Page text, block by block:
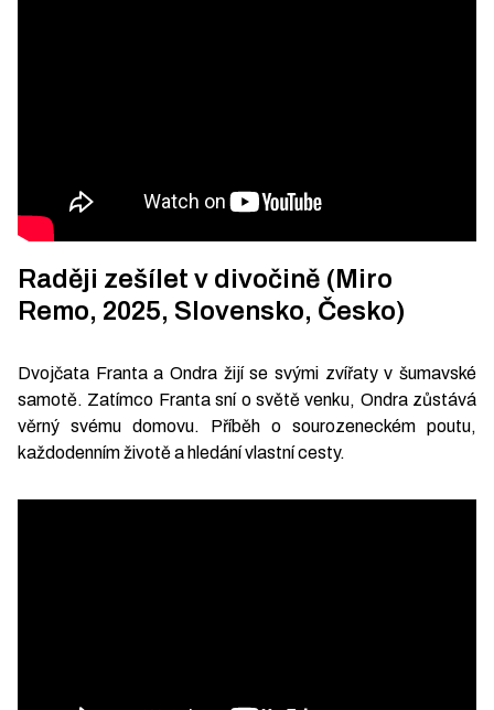
Raději zešílet v divočině (Miro
Remo, 2025, Slovensko, Česko)
Dvojčata Franta a Ondra žijí se svými zvířaty v šumavské
samotě. Zatímco Franta sní o světě venku, Ondra zůstává
věrný svému domovu. Příběh o sourozeneckém poutu,
každodenním životě a hledání vlastní cesty.